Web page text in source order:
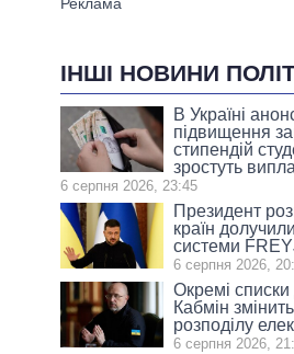
ІНШІ НОВИНИ
В Україні
підвищення
стипендій
зростуть
6 серпня 2026, 23:45
Президент
країн
системи
6 серпня 2026,
Окремі списки
Кабмін
розподілу
6 серпня 2026,